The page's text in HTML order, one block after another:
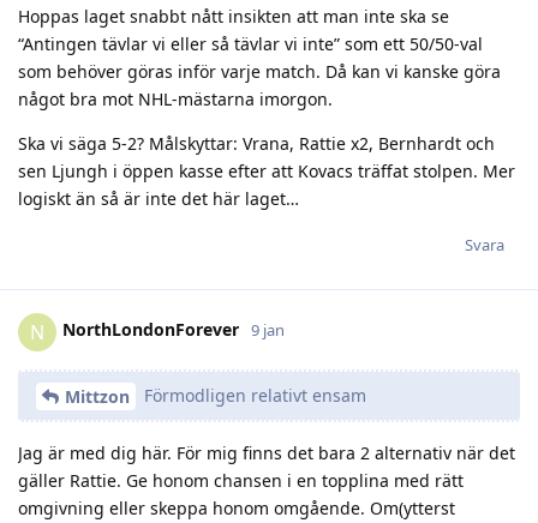
Hoppas laget snabbt nått insikten att man inte ska se
“Antingen tävlar vi eller så tävlar vi inte” som ett 50/50-val
som behöver göras inför varje match. Då kan vi kanske göra
något bra mot NHL-mästarna imorgon.
Ska vi säga 5-2? Målskyttar: Vrana, Rattie x2, Bernhardt och
sen Ljungh i öppen kasse efter att Kovacs träffat stolpen. Mer
logiskt än så är inte det här laget…
Svara
N NorthLondonForever 9 jan
Mittzon Förmodligen relativt ensam
Jag är med dig här. För mig finns det bara 2 alternativ när det
gäller Rattie. Ge honom chansen i en topplina med rätt
omgivning eller skeppa honom omgående. Om(ytterst